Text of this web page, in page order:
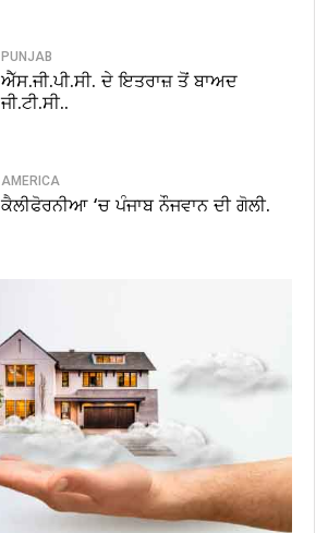
PUNJAB
ਐੱਸ.ਜੀ.ਪੀ.ਸੀ. ਦੇ ਇਤਰਾਜ਼ ਤੋਂ ਬਾਅਦ
ਜੀ.ਟੀ.ਸੀ..
AMERICA
ਕੈਲੀਫੋਰਨੀਆ ‘ਚ ਪੰਜਾਬ ਨੌਜਵਾਨ ਦੀ ਗੋਲੀ.